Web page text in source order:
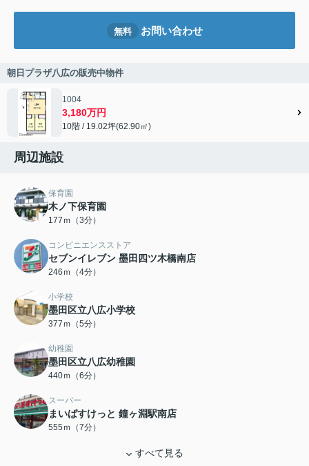
無料 お問い合わせ
朝日プラザ八広の販売中物件
1004
3,180万円
10階 / 19.02坪(62.90㎡)
周辺施設
保育園
木ノ下保育園
177ｍ（3分）
コンビニエンスストア
セブンイレブン 墨田四ツ木橋南店
246ｍ（4分）
小学校
墨田区立八広小学校
377ｍ（5分）
幼稚園
墨田区立八広幼稚園
440ｍ（6分）
スーパー
まいばすけっと 鐘ヶ淵駅南店
555ｍ（7分）
すべて見る